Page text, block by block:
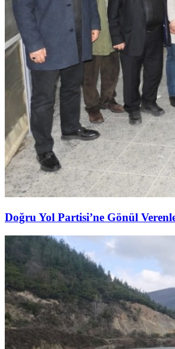
Doğru Yol Partisi’ne Gönül